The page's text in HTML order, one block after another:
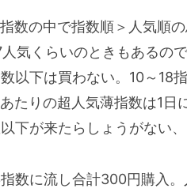
数の中で指数順＞人気順
気くらいのときもあるの
以下は買わない。10～18
たりの超人気薄指数は1日
下が来たらしょうがない
数に流し合計300円購入